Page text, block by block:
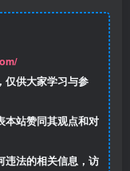
仅供大家学习与参
本站赞同其观点和对
违法的相关信息，访